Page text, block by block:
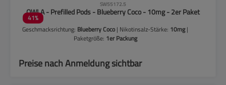
41%
SW55172.5
OWLA - Prefilled Pods - Blueberry Coco - 10mg - 2er Paket
Geschmacksrichtung: Blueberry Coco | Nikotinsalz-Stärke: 10mg|
Paketgröße: 1er Packung
Preise nach Anmeldung sichtbar